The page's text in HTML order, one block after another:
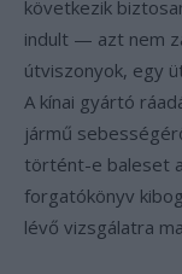
következik
indult — azt nem
útviszonyok, egy
A kínai gyártó
jármű
történt-e baleset
forgatókönyv
lévő vizsgálatra